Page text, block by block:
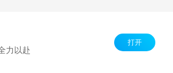
京ICP备06050721号-1
力以赴
打开